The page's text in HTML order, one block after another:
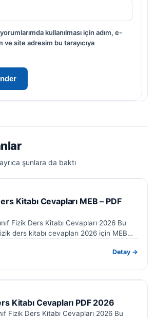
kullanılması için adım, e-
ve site adresim bu tarayıcıya
şunlara da baktı
Kitabı Cevapları MEB – PDF
Fizik Ders Kitabı Cevapları 2026 Bu
ders kitabı cevapları 2026 için MEB…
Detay →
Kitabı Cevapları PDF 2026
Fizik Ders Kitabı Cevapları 2026 Bu